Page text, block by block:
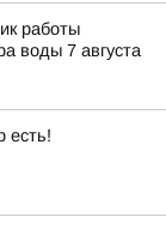
работы
воды 7 августа
есть!